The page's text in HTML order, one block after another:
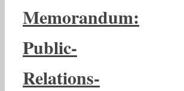
Memorandum:
Public-
Relations-